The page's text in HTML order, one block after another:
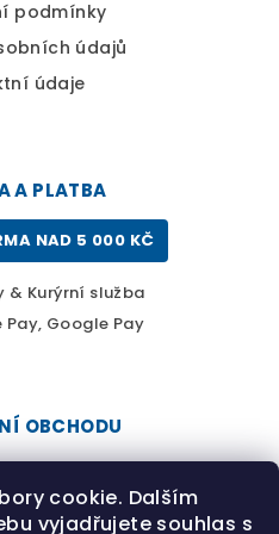
cookie. Dalším
vyjadřujete souhlas s
podmínky
údajů
údaje
A PLATBA
NAD 5 000 KČ
& Kurýrní služba
Pay, Google Pay
OBCHODU